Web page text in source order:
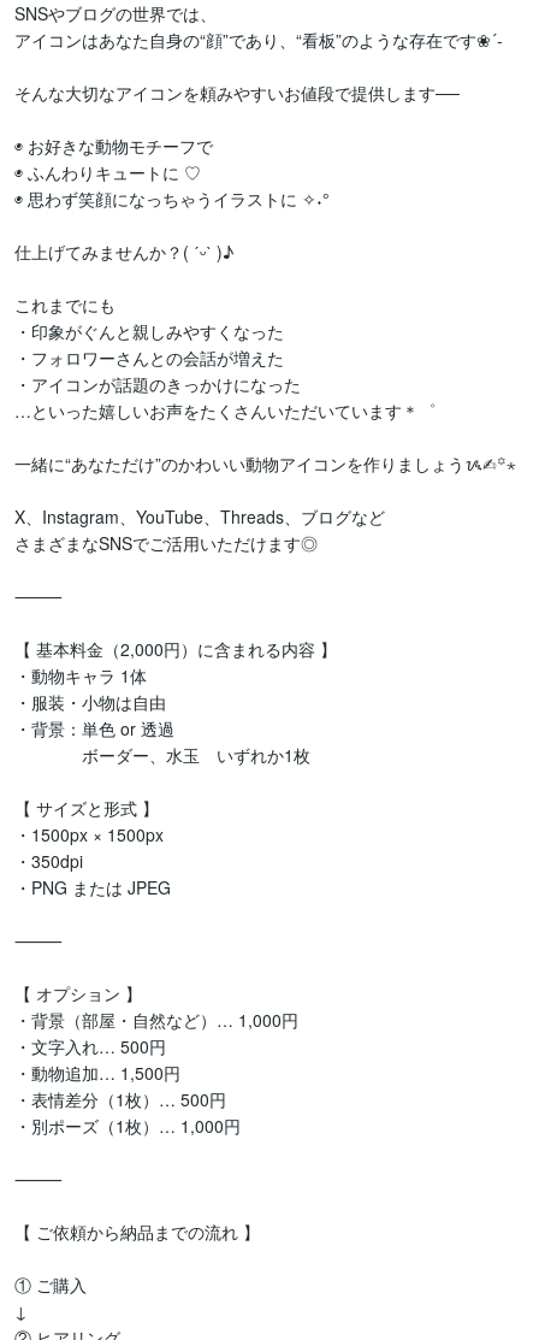
SNSやブログの世界では、
アイコンはあなた自身の“顔”であり、“看板”のような存在です❀´-
そんな大切なアイコンを頼みやすいお値段で提供します──
◉ お好きな動物モチーフで
◉ ふんわりキュートに ♡
◉ 思わず笑顔になっちゃうイラストに ✧˖°
仕上げてみませんか？( ˊᵕˋ )♪
これまでにも
・印象がぐんと親しみやすくなった
・フォロワーさんとの会話が増えた
・アイコンが話題のきっかけになった
…といった嬉しいお声をたくさんいただいています＊゜
一緒に“あなただけ”のかわいい動物アイコンを作りましょうᝰ✍︎꙳⋆
X、Instagram、YouTube、Threads、ブログなど
さまざまなSNSでご活用いただけます◎
⸻
【 基本料金（2,000円）に含まれる内容 】
・動物キャラ 1体
・服装・小物は自由
・背景：単色 or 透過
ボーダー、水玉　いずれか1枚
【 サイズと形式 】
・1500px × 1500px
・350dpi
・PNG または JPEG
⸻
【 オプション 】
・背景（部屋・自然など）… 1,000円
・文字入れ… 500円
・動物追加… 1,500円
・表情差分（1枚）… 500円
・別ポーズ（1枚）… 1,000円
⸻
【 ご依頼から納品までの流れ 】
① ご購入
↓